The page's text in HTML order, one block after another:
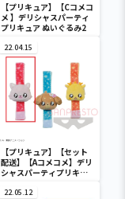
【プリキュア】【Cコメコ
メ 】デリシャスパーティ
プリキュア ぬいぐるみ2
22.04.15
【プリキュア】【セット
配送】【Aコメコメ】デリ
シャスパーティプリキュ
ド
22.05.12